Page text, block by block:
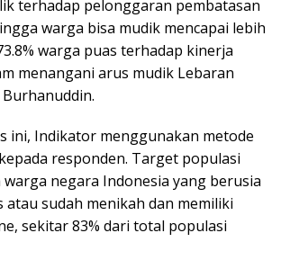
terhadap pelonggaran pembatasan
warga bisa mudik mencapai lebih
warga puas terhadap kinerja
menangani arus mudik Lebaran
ini, Indikator menggunakan metode
responden. Target populasi
negara Indonesia yang berusia
atau sudah menikah dan memiliki
sekitar 83% dari total populasi